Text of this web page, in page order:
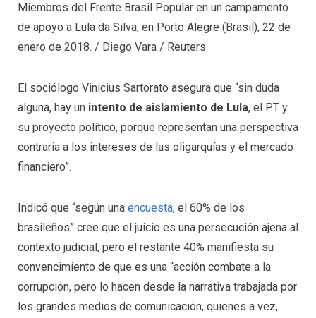
Miembros del Frente Brasil Popular en un campamento
de apoyo a Lula da Silva, en Porto Alegre (Brasil), 22 de
enero de 2018. / Diego Vara / Reuters
El sociólogo Vinicius Sartorato asegura que “sin duda
alguna, hay un intento de aislamiento de Lula, el PT y
su proyecto político, porque representan una perspectiva
contraria a los intereses de las oligarquías y el mercado
financiero”.
Indicó que “según una encuesta, el 60% de los
brasileños” cree que el juicio es una persecución ajena al
contexto judicial, pero el restante 40% manifiesta su
convencimiento de que es una “acción combate a la
corrupción, pero lo hacen desde la narrativa trabajada por
los grandes medios de comunicación, quienes a vez,